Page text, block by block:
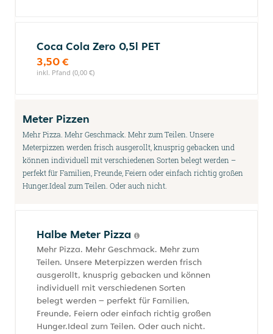
Coca Cola Zero 0,5l PET
3,50 €
inkl. Pfand (0,00 €)
Meter Pizzen
Mehr Pizza. Mehr Geschmack. Mehr zum Teilen. Unsere
Meterpizzen werden frisch ausgerollt, knusprig gebacken und
können individuell mit verschiedenen Sorten belegt werden –
perfekt für Familien, Freunde, Feiern oder einfach richtig großen
Hunger.Ideal zum Teilen. Oder auch nicht.
Halbe Meter Pizza
Mehr Pizza. Mehr Geschmack. Mehr zum
Teilen. Unsere Meterpizzen werden frisch
ausgerollt, knusprig gebacken und können
individuell mit verschiedenen Sorten
belegt werden – perfekt für Familien,
Freunde, Feiern oder einfach richtig großen
Hunger.Ideal zum Teilen. Oder auch nicht.